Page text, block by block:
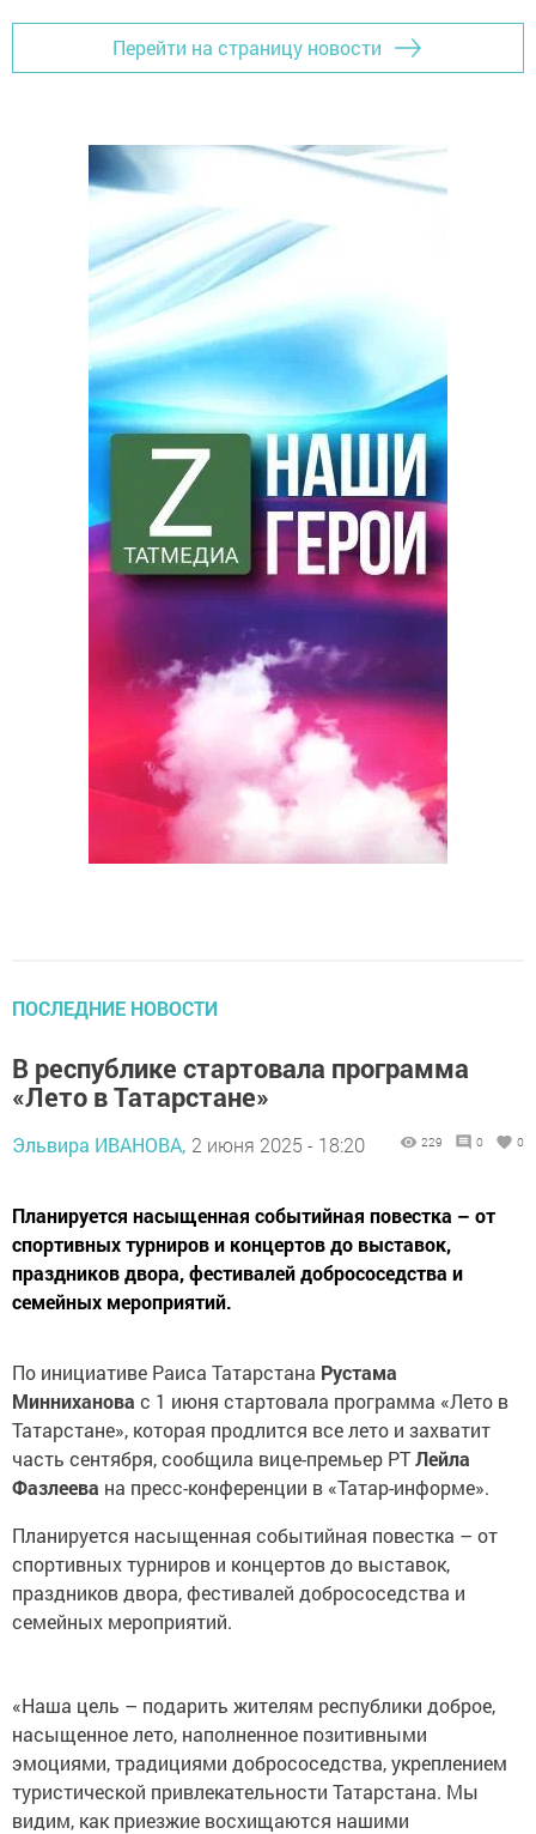
Перейти на страницу новости
ПОСЛЕДНИЕ НОВОСТИ
В республике стартовала программа
«Лето в Татарстане»
Эльвира ИВАНОВА, 2 июня 2025 - 18:20 229 0 0
Планируется насыщенная событийная повестка – от
спортивных турниров и концертов до выставок,
праздников двора, фестивалей добрососедства и
семейных мероприятий.
По инициативе Раиса Татарстана Рустама
Минниханова с 1 июня стартовала программа «Лето в
Татарстане», которая продлится все лето и захватит
часть сентября, сообщила вице-премьер РТЛейла
Фазлеева на пресс-конференции в «Татар-информе».
Планируется насыщенная событийная повестка – от
спортивных турниров и концертов до выставок,
праздников двора, фестивалей добрососедства и
семейных мероприятий.
«Наша цель – подарить жителям республики доброе,
насыщенное лето, наполненное позитивными
эмоциями, традициями добрососедства, укреплением
туристической привлекательности Татарстана. Мы
видим, как приезжие восхищаются нашими